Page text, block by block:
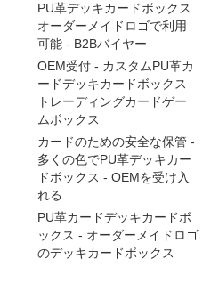
PU革デッキカードボックス
オーダーメイドロゴで利用
可能 - B2Bバイヤー
OEM受付 - カスタムPU革カ
ードデッキカードボックス
トレーディングカードゲー
ムボックス
カードのための安全な保管 -
多くの色でPU革デッキカー
ドボックス - OEMを受け入
れる
PU革カードデッキカードボ
ックス - オーダーメイドロゴ
のデッキカードボックス